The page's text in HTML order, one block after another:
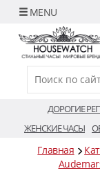
ДОРОГИЕ
ЖЕНСКИЕ ЧАСЫ
Главная